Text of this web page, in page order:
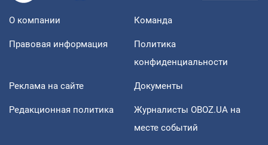
О компании Команда
Правовая информация
Политика
конфиденциальности
Реклама на сайте Документы
Редакционная политика
Журналисты OBOZ.UA на
месте событий